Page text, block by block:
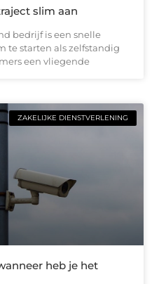
slim aan
bedrijf is een snelle
te starten als zelfstandig
een vliegende
ZAKELIJKE DIENSTVERLENING
heb je het